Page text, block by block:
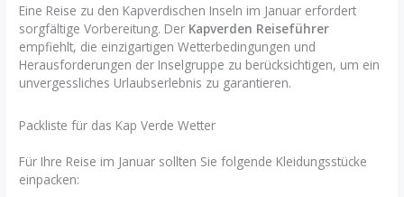
Eine Reise zu den Kapverdischen Inseln im Januar erfordert
sorgfältige Vorbereitung. Der Kapverden Reiseführer
empfiehlt, die einzigartigen Wetterbedingungen und
Herausforderungen der Inselgruppe zu berücksichtigen, um ein
unvergessliches Urlaubserlebnis zu garantieren.
Packliste für das Kap Verde Wetter
Für Ihre Reise im Januar sollten Sie folgende Kleidungsstücke
einpacken: